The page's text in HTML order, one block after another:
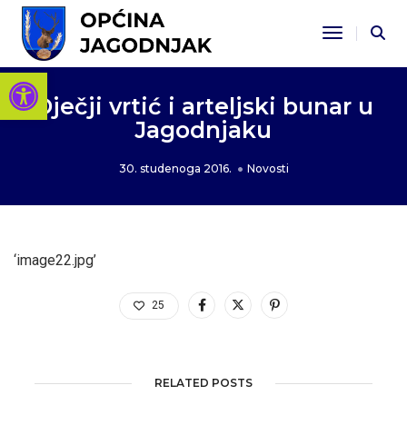
Open toolbar
Toggle
Dječji vrtić i arteljski bunar u
Jagodnjaku
30. studenoga 2016. Novosti
‘image22.jpg’
25
RELATED POSTS